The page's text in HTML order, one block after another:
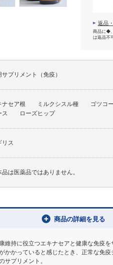
返品
商品に◆
は返品不
サプリメント（免疫）
ナセア根 ミルクシスル種 ゴツ
ス ローズヒップ
リス
は医薬品ではありません。
商品の詳細を見る
維持に役立つエキナセアと健康な免疫
かかっていると感じたとき、正常な免
サプリメント。